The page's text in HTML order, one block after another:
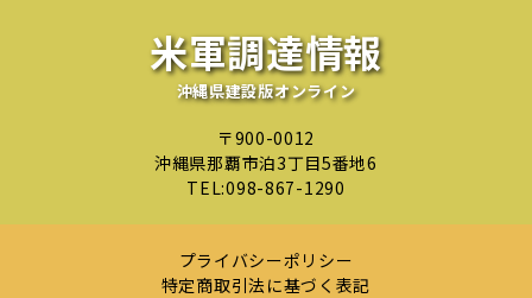
米軍調達情報
沖縄県建設版オンライン
〒900-0012
沖縄県那覇市泊3丁目5番地6
TEL:098-867-1290
プライバシーポリシー
特定商取引法に基づく表記